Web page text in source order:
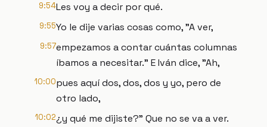
9:54Les voy a decir por qué.
9:55Yo le dije varias cosas como, "A ver,
9:57empezamos a contar cuántas columnas
íbamos a necesitar." E Iván dice, "Ah,
10:00pues aquí dos, dos, dos y yo, pero de
otro lado,
10:02¿y qué me dijiste?" Que no se va a ver.